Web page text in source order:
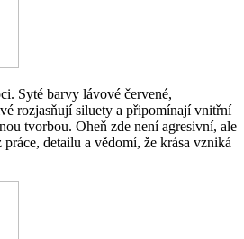
Syté barvy lávové červené,
rozjasňují siluety a připomínají vnitřní
tvorbou. Oheň zde není agresivní, ale
detailu a vědomí, že krása vzniká